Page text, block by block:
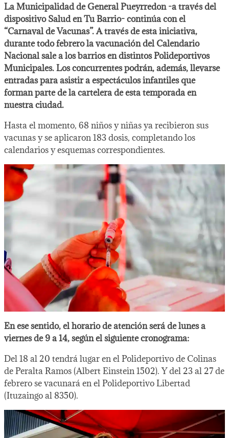
La Municipalidad de General Pueyrredon -a través del
dispositivo Salud en Tu Barrio- continúa con el
“Carnaval de Vacunas”. A través de esta iniciativa,
durante todo febrero la vacunación del Calendario
Nacional sale a los barrios en distintos Polideportivos
Municipales. Los concurrentes podrán, además, llevarse
entradas para asistir a espectáculos infantiles que
forman parte de la cartelera de esta temporada en
nuestra ciudad.
Hasta el momento, 68 niños y niñas ya recibieron sus
vacunas y se aplicaron 183 dosis, completando los
calendarios y esquemas correspondientes.
En ese sentido, el horario de atención será de lunes a
viernes de 9 a 14, según el siguiente cronograma:
Del 18 al 20 tendrá lugar en el Polideportivo de Colinas
de Peralta Ramos (Albert Einstein 1502). Y del 23 al 27 de
febrero se vacunará en el Polideportivo Libertad
(Ituzaingo al 8350).